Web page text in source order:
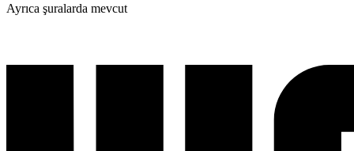
Ayrıca şuralarda mevcut